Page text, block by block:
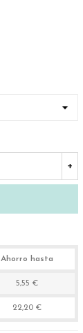
+
Ahorro hasta
5,55 €
22,20 €